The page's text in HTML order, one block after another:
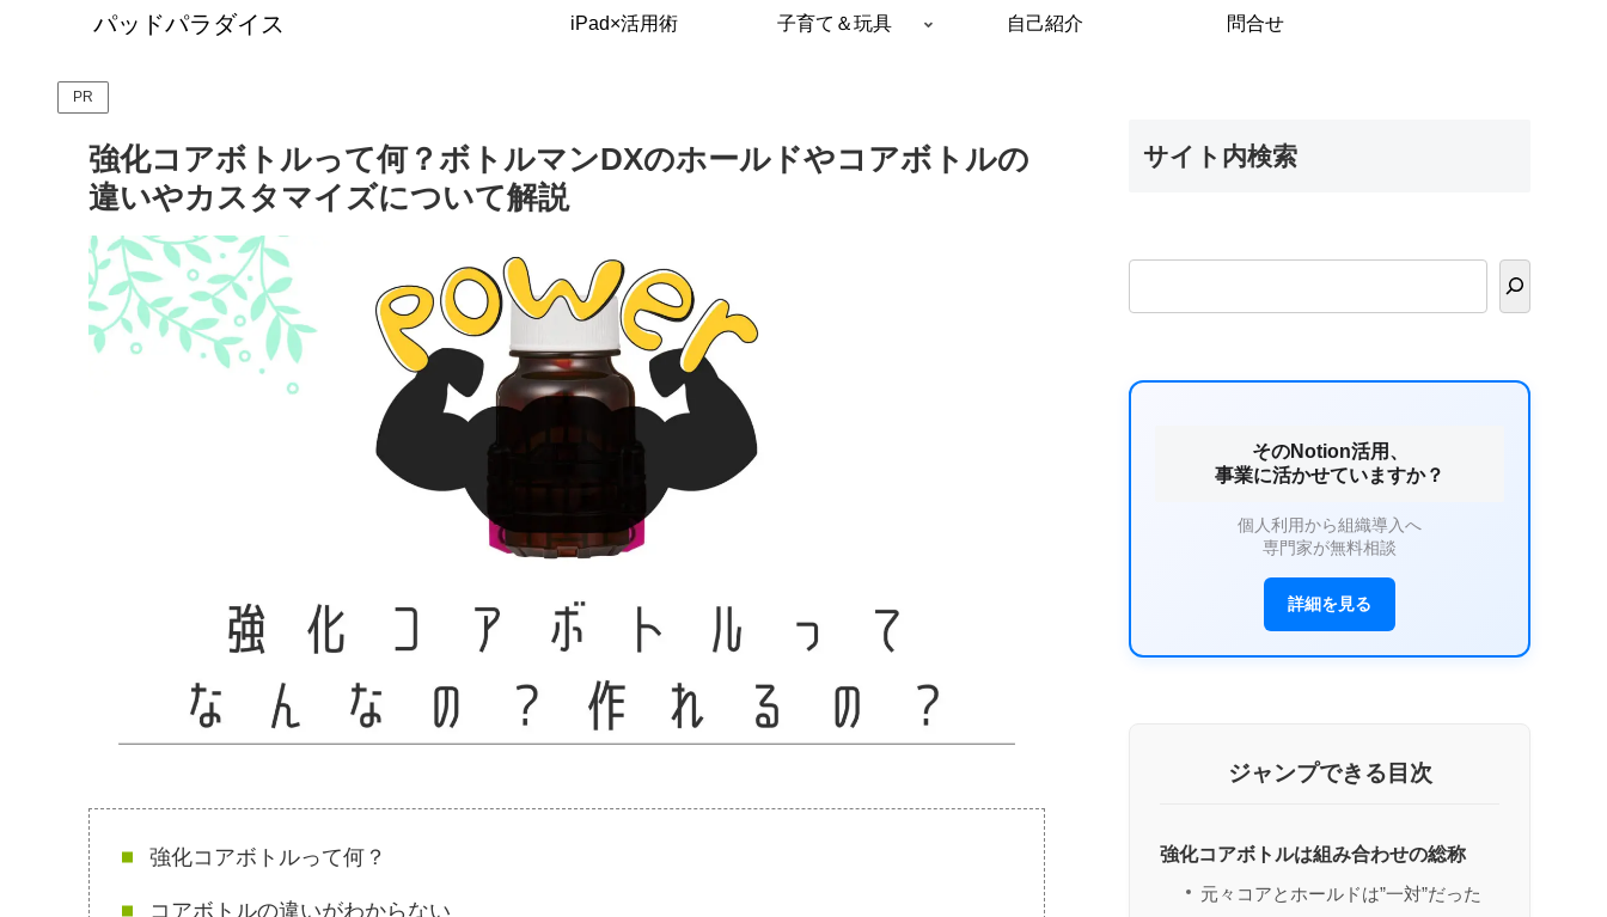
パッドパラダイス iPad×活用術 子育て＆玩具 自己紹介 問合せ
PR
強化コアボトルって何？ボトルマンDXのホールドやコアボトルの
違いやカスタマイズについて解説
強化コアボトルって何？
コアボトルの違いがわからない
サイト内検索
そのNotion活用、
事業に活かせていますか？
個人利用から組織導入へ
専門家が無料相談
詳細を見る
ジャンプできる目次
強化コアボトルは組み合わせの総称
元々コアとホールドは”一対”だった